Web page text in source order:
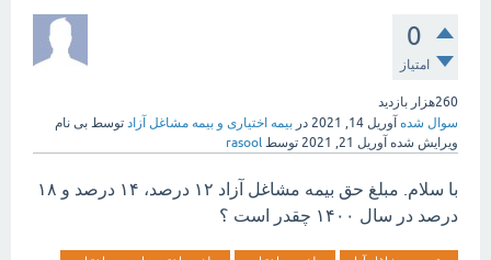
0
امتیاز
260هزار
بازدید
سوال شده آوریل 14, 2021 در بیمه اختیاری و بیمه مشاغل آزاد توسط بی نام
ویرایش شده آوریل 21, 2021 توسط rasool
با سلام. مبلغ حق بیمه مشاغل آزاد ۱۲ درصد، ۱۴ درصد و ۱۸
درصد در سال ۱۴۰۰ چقدر است ؟